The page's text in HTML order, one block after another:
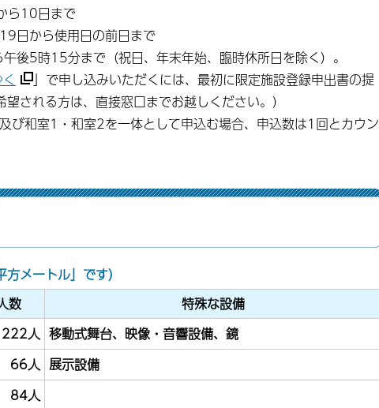
ら10日まで
日から使用日の前日まで
5時15分まで（祝日、年末年始、臨時休所日を除く）。
」で申し込みいただくには、最初に限定施設登録申出書の提
される方は、直接窓口までお越しください。）
和室1・和室2を一体として申込む場合、申込数は1回とカウン
メートル」です）
数
特殊な設備
222人 移動式舞台、映像・音響設備、鏡
66人 展示設備
84人